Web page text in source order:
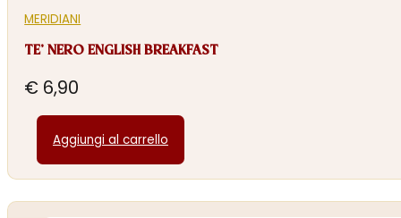
MERIDIANI
TE’ NERO ENGLISH BREAKFAST
€ 6,90
Aggiungi al carrello